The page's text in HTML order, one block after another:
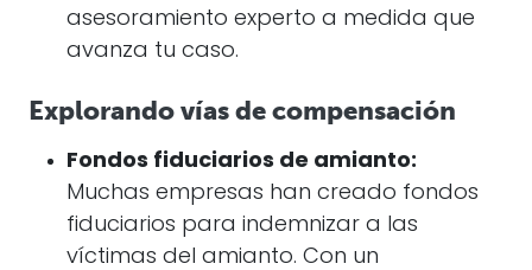
asesoramiento experto a medida que
avanza tu caso.
Explorando vías de compensación
Fondos fiduciarios de amianto:
Muchas empresas han creado fondos
fiduciarios para indemnizar a las
víctimas del amianto. Con un